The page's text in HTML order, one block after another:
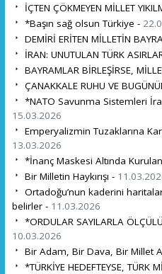
İÇTEN ÇÖKMEYEN MİLLET
*Başın sağ olsun Türkiye -
DEMİRİ ERİTEN MİLLETİN
İRAN: UNUTULAN TÜRK
BAYRAMLAR BİRLEŞİRSE,
ÇANAKKALE RUHU VE
*NATO Savunma Sistemleri
15.03.2026
Emperyalizmin Tuzaklarına
13.03.2026
*İnanç Maskesi Altında
Bir Milletin Haykırışı -
Ortadoğu’nun kaderini
belirler - 11.03.2026
*ORDULAR SAYILARLA
10.03.2026
Bir Adam, Bir Dava, Bir Millet
*TÜRKİYE HEDEFTEYSE, TÜRK